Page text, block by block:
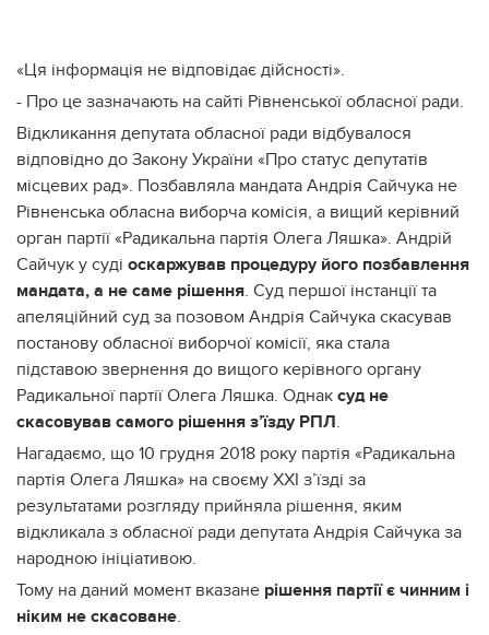
«Ця інформація не відповідає дійсності».
- Про це зазначають на сайті Рівненської обласної ради.
Відкликання депутата обласної ради відбувалося
відповідно до Закону України «Про статус депутатів
місцевих рад». Позбавляла мандата Андрія Сайчука не
Рівненська обласна виборча комісія, а вищий керівний
орган партії «Радикальна партія Олега Ляшка». Андрій
Сайчук у суді оскаржував процедуру його позбавлення
мандата, а не саме рішення. Суд першої інстанції та
апеляційний суд за позовом Андрія Сайчука скасував
постанову обласної виборчої комісії, яка стала
підставою звернення до вищого керівного органу
Радикальної партії Олега Ляшка. Однак суд не
скасовував самого рішення з’їзду РПЛ.
Нагадаємо, що 10 грудня 2018 року партія «Радикальна
партія Олега Ляшка» на своєму XXI з’їзді за
результатами розгляду прийняла рішення, яким
відкликала з обласної ради депутата Андрія Сайчука за
народною ініціативою.
Тому на даний момент вказане рішення партії є чинним і
ніким не скасоване.